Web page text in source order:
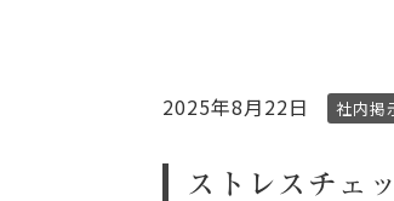
2025年8月22日 社内掲
ストレスチェ